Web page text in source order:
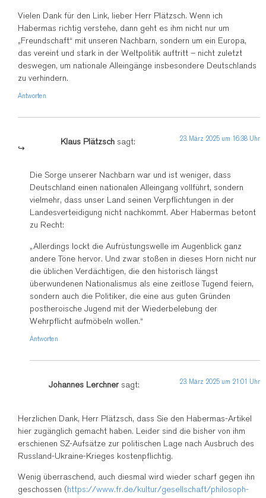
Vielen Dank für den Link, lieber Herr Plätzsch. Wenn ich
Habermas richtig verstehe, dann geht es ihm nicht nur um
„Freundschaft“ mit unseren Nachbarn, sondern um ein Europa,
das vereint und stark in der Weltpolitik auftritt – nicht zuletzt
deswegen, um nationale Alleingänge insbesondere Deutschlands
zu verhindern.
Antworten
Klaus Plätzsch sagt: 23. März 2025 um 16:38 Uhr
Die Sorge unserer Nachbarn war und ist weniger, dass
Deutschland einen nationalen Alleingang vollführt, sondern
vielmehr, dass unser Land seinen Verpflichtungen in der
Landesverteidigung nicht nachkommt. Aber Habermas betont
zu Recht:
„Allerdings lockt die Aufrüstungswelle im Augenblick ganz
andere Töne hervor. Und zwar stoßen in dieses Horn nicht nur
die üblichen Verdächtigen, die den historisch längst
überwundenen Nationalismus als eine zeitlose Tugend feiern,
sondern auch die Politiker, die eine aus guten Gründen
postheroische Jugend mit der Wiederbelebung der
Wehrpflicht aufmöbeln wollen.“
Antworten
Johannes Lerchner sagt: 23. März 2025 um 21:01 Uhr
Herzlichen Dank, Herr Plätzsch, dass Sie den Habermas-Artikel
hier zugänglich gemacht haben. Leider sind die bisher von ihm
erschienen SZ-Aufsätze zur politischen Lage nach Ausbruch des
Russland-Ukraine-Krieges kostenpflichtig.
Wenig überraschend, auch diesmal wird wieder scharf gegen ihn
geschossen (https://www.fr.de/kultur/gesellschaft/philosoph-